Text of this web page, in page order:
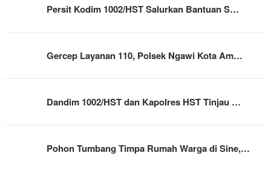
Persit Kodim 1002/HST Salurkan Bantuan S…
Gercep Layanan 110, Polsek Ngawi Kota Am…
Dandim 1002/HST dan Kapolres HST Tinjau …
Pohon Tumbang Timpa Rumah Warga di Sine,…